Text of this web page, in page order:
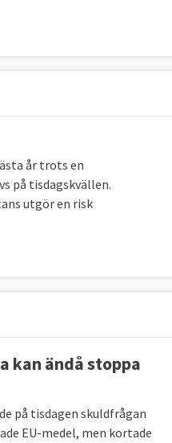
år trots en
på tisdagskvällen.
utgör en risk
kan ändå stoppa
på tisdagen skuldfrågan
EU-medel, men kortade